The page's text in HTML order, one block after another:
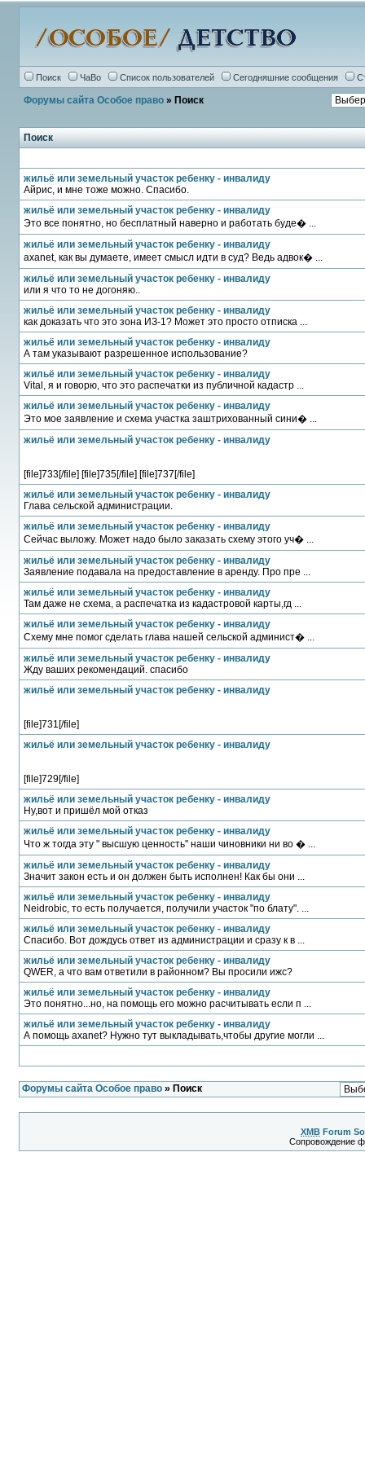
Поиск ЧаВо Список пользователей Сегодняшние сообщения
Форумы сайта Особое право» Поиск
Поиск
жильё или земельный участок ребенку - инвалиду
Айрис, и мне тоже можно. Спасибо.
жильё или земельный участок ребенку - инвалиду
Это все понятно, но бесплатный наверно и работать буде� ...
жильё или земельный участок ребенку - инвалиду
axanet, как вы думаете, имеет смысл идти в суд? Ведь адвок� ...
жильё или земельный участок ребенку - инвалиду
или я что то не догоняю..
жильё или земельный участок ребенку - инвалиду
как доказать что это зона ИЗ-1? Может это просто отписка ...
жильё или земельный участок ребенку - инвалиду
А там указывают разрешенное использование?
жильё или земельный участок ребенку - инвалиду
Vital, я и говорю, что это распечатки из публичной кадастр ...
жильё или земельный участок ребенку - инвалиду
Это мое заявление и схема участка заштрихованный сини� ...
жильё или земельный участок ребенку - инвалиду
[file]733[/file] [file]735[/file] [file]737[/file]
жильё или земельный участок ребенку - инвалиду
Глава сельской администрации.
жильё или земельный участок ребенку - инвалиду
Сейчас выложу. Может надо было заказать схему этого уч� ...
жильё или земельный участок ребенку - инвалиду
Заявление подавала на предоставление в аренду. Про пре ...
жильё или земельный участок ребенку - инвалиду
Там даже не схема, а распечатка из кадастровой карты,гд ...
жильё или земельный участок ребенку - инвалиду
Схему мне помог сделать глава нашей сельской админист� ...
жильё или земельный участок ребенку - инвалиду
Жду ваших рекомендаций. спасибо
жильё или земельный участок ребенку - инвалиду
[file]731[/file]
жильё или земельный участок ребенку - инвалиду
[file]729[/file]
жильё или земельный участок ребенку - инвалиду
Ну,вот и пришёл мой отказ
жильё или земельный участок ребенку - инвалиду
Что ж тогда эту " высшую ценность" наши чиновники ни во � ...
жильё или земельный участок ребенку - инвалиду
Значит закон есть и он должен быть исполнен! Как бы они ...
жильё или земельный участок ребенку - инвалиду
Neidrobic, то есть получается, получили участок "по блату". ...
жильё или земельный участок ребенку - инвалиду
Спасибо. Вот дождусь ответ из администрации и сразу к в ...
жильё или земельный участок ребенку - инвалиду
QWER, а что вам ответили в районном? Вы просили ижс?
жильё или земельный участок ребенку - инвалиду
Это понятно...но, на помощь его можно расчитывать если п ...
жильё или земельный участок ребенку - инвалиду
А помощь axanet? Нужно тут выкладывать,чтобы другие могли ...
Форумы сайта Особое право» Поиск
XMB Forum
Сопровождение